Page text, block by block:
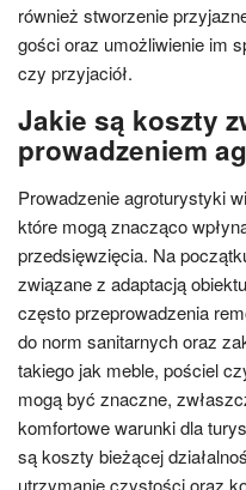
również stworzenie
gości oraz umożliwienie im
czy przyjaciół.
Jakie są koszty
prowadzeniem
Prowadzenie agroturystyki
które mogą znacząco
przedsięwzięcia. Na
związane z adaptacją
często przeprowadzenia
do norm sanitarnych oraz
takiego jak meble, pościel
mogą być znaczne,
komfortowe warunki dla
są koszty bieżącej
utrzymanie czystości oraz